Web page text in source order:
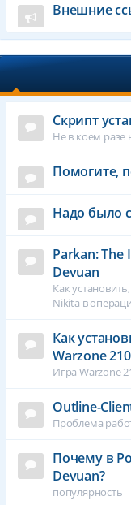
Внешние
Cкрипт
Не в коем разе
Помогите,
Надо было
Parkan: The
Devuan
Как
Nikita в
Как
Warzone
Игра Warzone
Outline-
Проблема
Почему в
Devuan?
популярность